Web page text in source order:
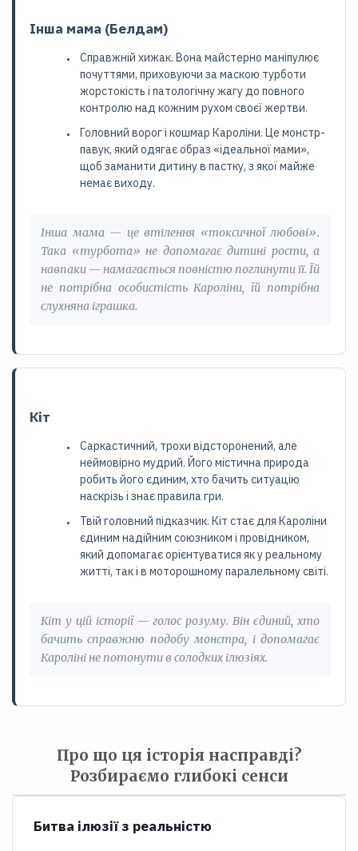
Інша мама (Белдам)
Справжній хижак. Вона майстерно маніпулює
почуттями, приховуючи за маскою турботи
жорстокість і патологічну жагу до повного
контролю над кожним рухом своєї жертви.
Головний ворог і кошмар Кароліни. Це монстр-
павук, який одягає образ «ідеальної мами»,
щоб заманити дитину в пастку, з якої майже
немає виходу.
Інша мама — це втілення «токсичної любові».
Така «турбота» не допомагає дитині рости, а
навпаки — намагається повністю поглинути її. Їй
не потрібна особистість Кароліни, їй потрібна
слухняна іграшка.
Кіт
Саркастичний, трохи відсторонений, але
неймовірно мудрий. Його містична природа
робить його єдиним, хто бачить ситуацію
наскрізь і знає правила гри.
Твій головний підказчик. Кіт стає для Кароліни
єдиним надійним союзником і провідником,
який допомагає орієнтуватися як у реальному
житті, так і в моторошному паралельному світі.
Кіт у цій історії — голос розуму. Він єдиний, хто
бачить справжню подобу монстра, і допомагає
Кароліні не потонути в солодких ілюзіях.
Про що ця історія насправді?
Розбираємо глибокі сенси
Битва ілюзії з реальністю